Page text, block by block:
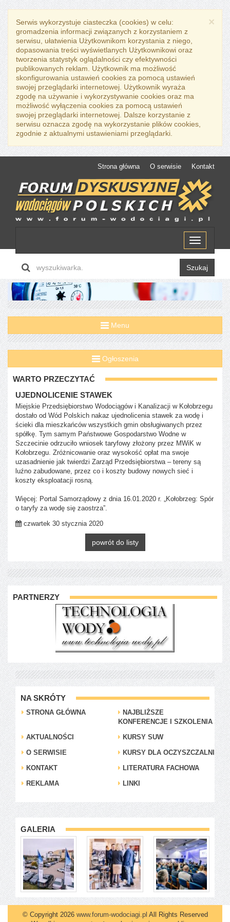
×
Serwis wykorzystuje ciasteczka (cookies) w celu:
gromadzenia informacji związanych z korzystaniem z
serwisu, ułatwienia Użytkownikom korzystania z niego,
dopasowania treści wyświetlanych Użytkownikowi oraz
tworzenia statystyk oglądalności czy efektywności
publikowanych reklam. Użytkownik ma możliwość
skonfigurowania ustawień cookies za pomocą ustawień
swojej przeglądarki internetowej. Użytkownik wyraża
zgodę na używanie i wykorzystywanie cookies oraz ma
możliwość wyłączenia cookies za pomocą ustawień
swojej przeglądarki internetowej. Dalsze korzystanie z
serwisu oznacza zgodę na wykorzystanie plików cookies,
zgodnie z aktualnymi ustawieniami przeglądarki.
Strona główna O serwisie Kontakt
Menu
Szukaj
Menu
Ogłoszenia
WARTO PRZECZYTAĆ
UJEDNOLICENIE STAWEK
Miejskie Przedsiębiorstwo Wodociągów i Kanalizacji w Kołobrzegu
dostało od Wód Polskich nakaz ujednolicenia stawek za wodę i
ścieki dla mieszkańców wszystkich gmin obsługiwanych przez
spółkę. Tym samym Państwowe Gospodarstwo Wodne w
Szczecinie odrzuciło wniosek taryfowy złożony przez MWiK w
Kołobrzegu. Zróżnicowanie oraz wysokość opłat ma swoje
uzasadnienie jak twierdzi Zarząd Przedsiębiorstwa – tereny są
luźno zabudowane, przez co i koszty budowy nowych sieć i
koszty eksploatacji rosną.
Więcej: Portal Samorządowy z dnia 16.01.2020 r. „Kołobrzeg: Spór
o taryfy za wodę się zaostrza”.
czwartek 30 stycznia 2020
powrót do listy
PARTNERZY
NA SKRÓTY
STRONA GŁÓWNA
NAJBLIŻSZE
KONFERENCJE I SZKOLENIA
AKTUALNOŚCI
KURSY SUW
O SERWISIE
KURSY DLA OCZYSZCZALNI
KONTAKT
LITERATURA FACHOWA
REKLAMA
LINKI
GALERIA
© Copyright 2026 www.forum-wodociagi.pl All Rights Reserved